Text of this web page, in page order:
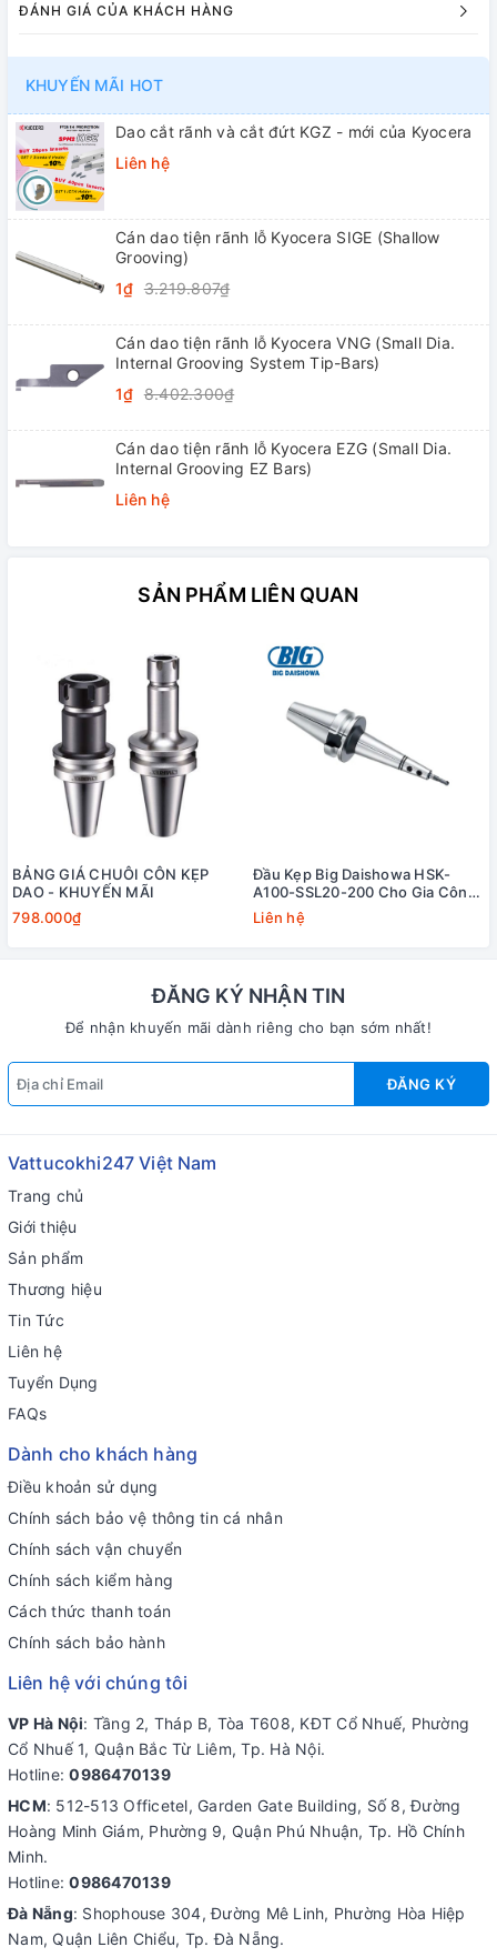
ĐÁNH GIÁ CỦA KHÁCH HÀNG
KHUYẾN MÃI HOT
Dao cắt rãnh và cắt đứt KGZ - mới của Kyocera
Liên hệ
Cán dao tiện rãnh lỗ Kyocera SIGE (Shallow
Grooving)
1₫ 3.219.807₫
Cán dao tiện rãnh lỗ Kyocera VNG (Small Dia.
Internal Grooving System Tip-Bars)
1₫ 8.402.300₫
Cán dao tiện rãnh lỗ Kyocera EZG (Small Dia.
Internal Grooving EZ Bars)
Liên hệ
SẢN PHẨM LIÊN QUAN
BẢNG GIÁ CHUÔI CÔN KẸP
DAO - KHUYẾN MÃI
798.000₫
Đầu Kẹp Big Daishowa HSK-
A100-SSL20-200 Cho Gia Công
Khuôn
Liên hệ
ĐĂNG KÝ NHẬN TIN
Để nhận khuyến mãi dành riêng cho bạn sớm nhất!
ĐĂNG KÝ
Vattucokhi247 Việt Nam
Trang chủ
Giới thiệu
Sản phẩm
Thương hiệu
Tin Tức
Liên hệ
Tuyển Dụng
FAQs
Dành cho khách hàng
Điều khoản sử dụng
Chính sách bảo vệ thông tin cá nhân
Chính sách vận chuyển
Chính sách kiểm hàng
Cách thức thanh toán
Chính sách bảo hành
Liên hệ với chúng tôi
VP Hà Nội: Tầng 2, Tháp B, Tòa T608, KĐT Cổ Nhuế, Phường
Cổ Nhuế 1, Quận Bắc Từ Liêm, Tp. Hà Nội.
Hotline:0986470139
HCM: 512-513 Officetel, Garden Gate Building, Số 8, Đường
Hoàng Minh Giám, Phường 9, Quận Phú Nhuận, Tp. Hồ Chính
Minh.
Hotline:0986470139
Đà Nẵng: Shophouse 304, Đường Mê Linh, Phường Hòa Hiệp
Nam, Quận Liên Chiểu, Tp. Đà Nẵng.